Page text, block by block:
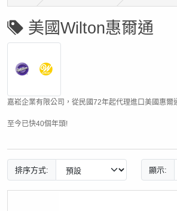
美國Wilton惠爾通
嘉崧企業有限公司，從民國72年起代理進口美國惠爾
至今已快40個年頭!
排序方式: 顯示: